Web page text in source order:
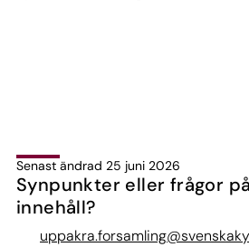
Senast ändrad 25 juni 2026
Synpunkter eller frågor
innehåll?